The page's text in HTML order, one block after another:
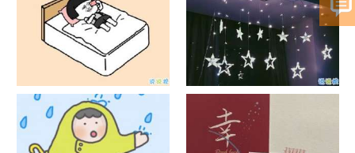
谐音梗土味情话大全带图片 油
腻搞笑的土味情话
很酷的霸气句子带图片 最新霸
气说说高冷范